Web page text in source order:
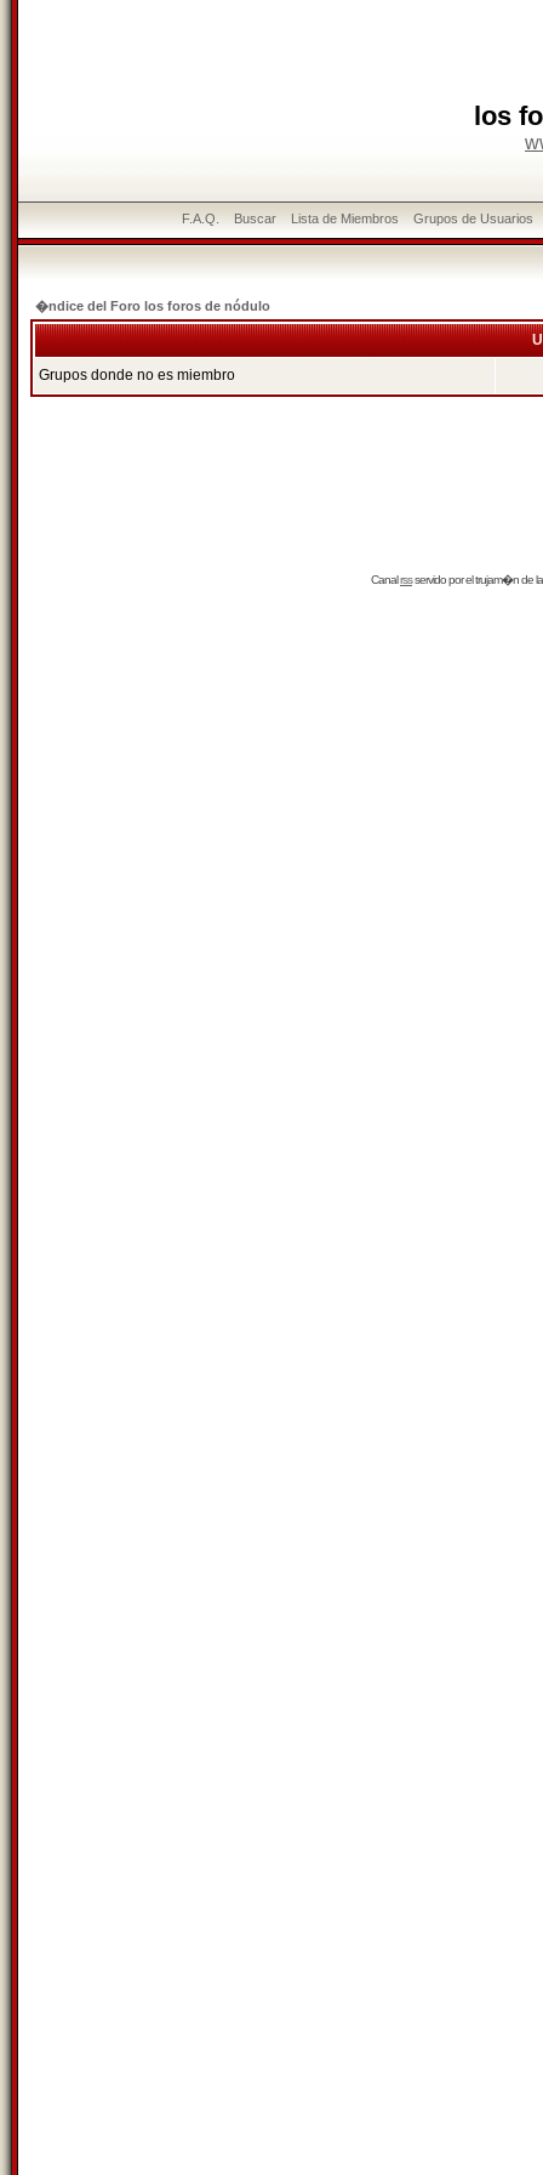
los
F.A.Q. Buscar Lista de Miembros Grupos de Usuarios
�ndice del Foro los foros de nódulo
Grupos donde no es miembro
Canalrssservido por eltrujam�nde